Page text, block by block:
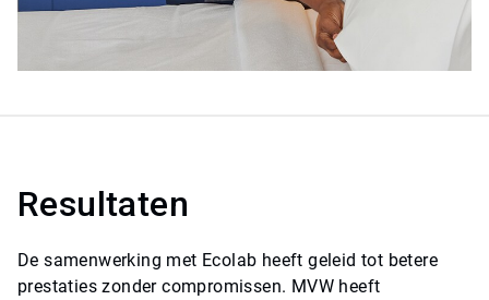
Resultaten
De samenwerking met Ecolab heeft geleid tot betere
prestaties zonder compromissen. MVW heeft